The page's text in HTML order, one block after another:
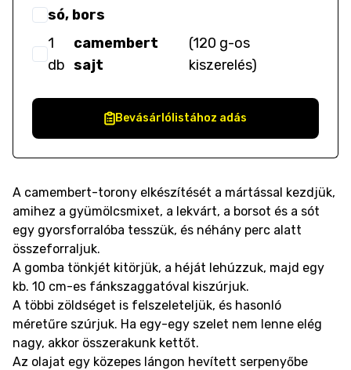
só, bors
1
db
camembert
sajt
(120 g-os
kiszerelés)
Bevásárlólistához adás
A camembert-torony elkészítését a mártással kezdjük,
amihez a gyümölcsmixet, a lekvárt, a borsot és a sót
egy gyorsforralóba tesszük, és néhány perc alatt
összeforraljuk.
A gomba tönkjét kitörjük, a héját lehúzzuk, majd egy
kb. 10 cm-es fánkszaggatóval kiszúrjuk.
A többi zöldséget is felszeleteljük, és hasonló
méretűre szúrjuk. Ha egy-egy szelet nem lenne elég
nagy, akkor összerakunk kettőt.
Az olajat egy közepes lángon hevített serpenyőbe